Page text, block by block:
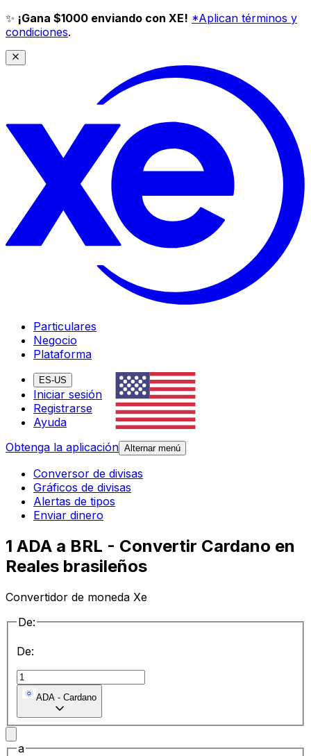
✨ ¡Gana $1000 enviando con XE! *Aplican términos y
condiciones.
Particulares
Negocio
Plataforma
ES-US
Iniciar sesión
Registrarse
Ayuda
Obtenga la aplicación Alternar menú
Conversor de divisas
Gráficos de divisas
Alertas de tipos
Enviar dinero
1 ADA a BRL - Convertir Cardano en
Reales brasileños
Convertidor de moneda Xe
De:
De:
ADA - Cardano
a